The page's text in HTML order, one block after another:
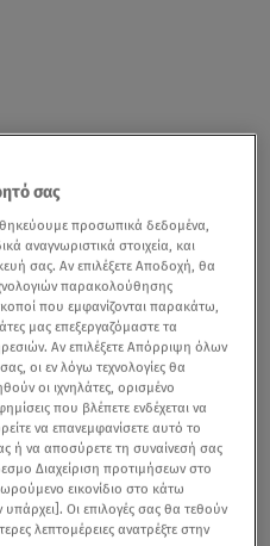
σας
προσωπικά δεδομένα,
αναγνωριστικά στοιχεία, και
σας. Αν επιλέξετε Αποδοχή, θα
παρακολούθησης
που εμφανίζονται παρακάτω,
μας επεξεργαζόμαστε τα
Αν επιλέξετε Απόρριψη όλων
οι εν λόγω τεχνολογίες θα
οι ιχνηλάτες, ορισμένο
που βλέπετε ενδέχεται να
να επανεμφανίσετε αυτό το
ή να αποσύρετε τη συναίνεσή σας
Διαχείριση προτιμήσεων στο
εικονίδιο στο κάτω
Οι επιλογές σας θα τεθούν
λεπτομέρειες ανατρέξτε στην